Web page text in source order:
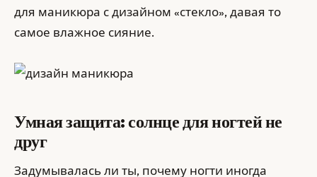
для маникюра с дизайном «стекло», давая то
самое влажное сияние.
Умная защита: солнце для ногтей не
друг
Задумывалась ли ты, почему ногти иногда